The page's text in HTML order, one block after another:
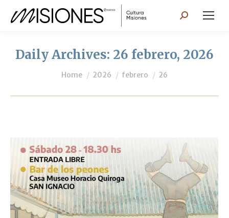
Search:
Daily Archives: 26 febrero, 2026
You are here:
Home 2026 febrero 26